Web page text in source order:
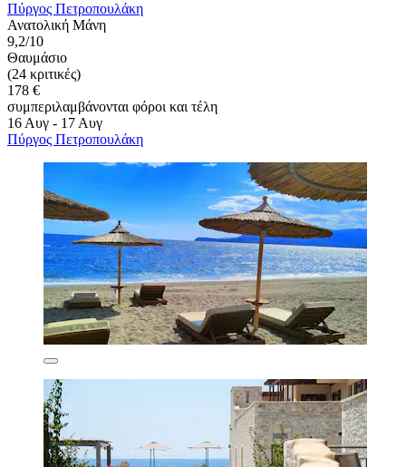
Πύργος Πετροπουλάκη
Ανατολική Μάνη
9,2/10
Θαυμάσιο
(24 κριτικές)
178 €
συμπεριλαμβάνονται φόροι και τέλη
16 Αυγ - 17 Αυγ
Πύργος Πετροπουλάκη